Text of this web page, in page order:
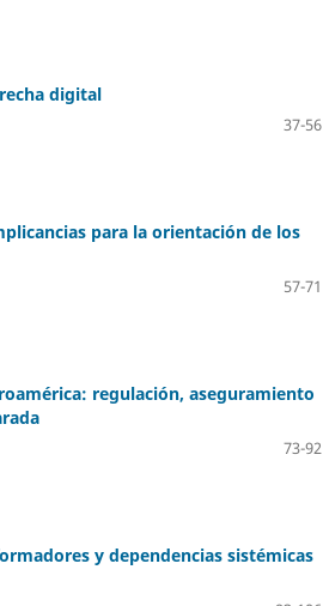
digital
37-56
para la orientación de los
57-71
regulación, aseguramiento
73-92
y dependencias sistémicas